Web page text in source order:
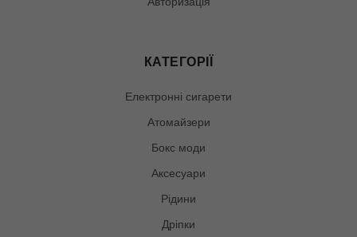
КАТЕГОРІЇ
Електронні сигарети
Атомайзери
Бокс моди
Аксесуари
Рідини
Дріпки